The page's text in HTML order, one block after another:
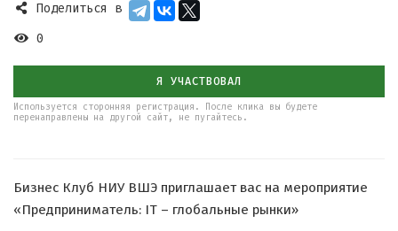
Поделиться в
0
Я УЧАСТВОВАЛ
Используется сторонняя регистрация. После клика вы будете
перенаправлены на другой сайт, не пугайтесь.
Бизнес Клуб НИУ ВШЭ приглашает вас на мероприятие
«Предприниматель: IT – глобальные рынки»